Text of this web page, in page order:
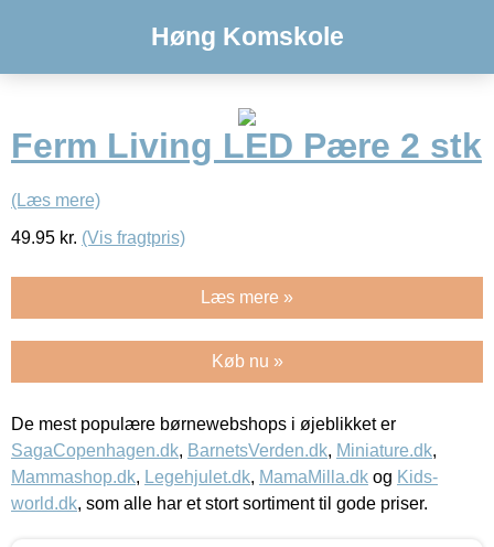
Høng Komskole
Ferm Living LED Pære 2 stk
(Læs mere)
49.95 kr. (Vis fragtpris)
Læs mere »
Køb nu »
De mest populære børnewebshops i øjeblikket er
SagaCopenhagen.dk, BarnetsVerden.dk, Miniature.dk,
Mammashop.dk, Legehjulet.dk, MamaMilla.dk og Kids-
world.dk, som alle har et stort sortiment til gode priser.